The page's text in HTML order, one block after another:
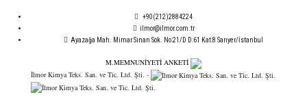
+90(212)2884224
ilmor@ilmor.com.tr
Ayazağa Mah. Mimar Sinan Sok. No:21/D D:61 Kat:8 Sarıyer/İstanbul
M.MEMNUNİYETİ ANKETİ
İlmor Kimya Teks. San. ve Tic. Ltd. Şti. -